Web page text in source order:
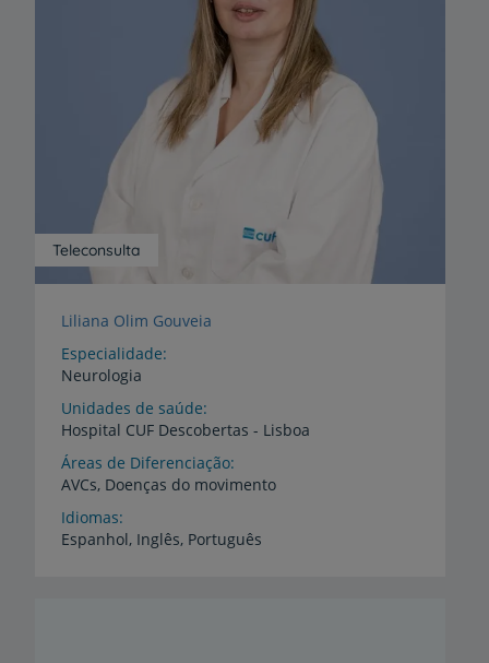
Teleconsulta
Liliana Olim Gouveia
Especialidade
Neurologia
Unidades de saúde
Hospital CUF Descobertas - Lisboa
Áreas de Diferenciação
AVCs, Doenças do movimento
Idiomas
Espanhol, Inglês, Português